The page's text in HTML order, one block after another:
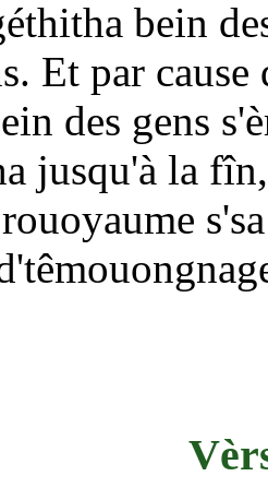
bein
Et par
des gens
jusqu'à la